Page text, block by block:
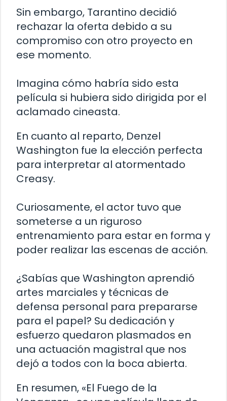
Sin embargo, Tarantino decidió
rechazar la oferta debido a su
compromiso con otro proyecto en
ese momento.
Imagina cómo habría sido esta
película si hubiera sido dirigida por el
aclamado cineasta.
En cuanto al reparto, Denzel
Washington fue la elección perfecta
para interpretar al atormentado
Creasy.
Curiosamente, el actor tuvo que
someterse a un riguroso
entrenamiento para estar en forma y
poder realizar las escenas de acción.
¿Sabías que Washington aprendió
artes marciales y técnicas de
defensa personal para prepararse
para el papel? Su dedicación y
esfuerzo quedaron plasmados en
una actuación magistral que nos
dejó a todos con la boca abierta.
En resumen, «El Fuego de la